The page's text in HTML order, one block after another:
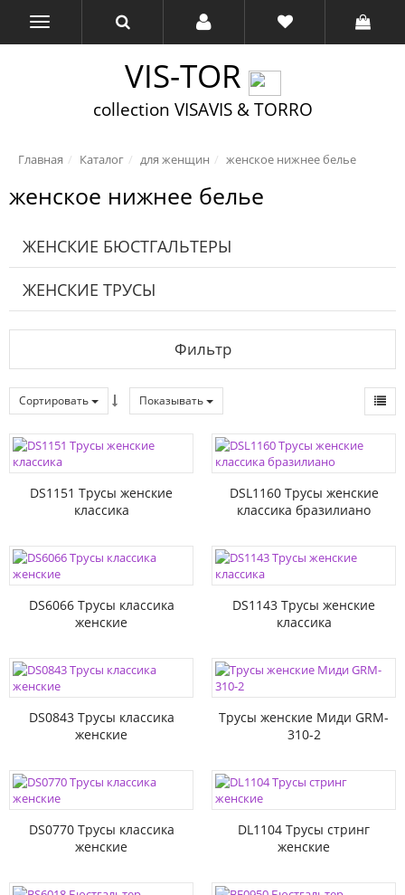
VIS-TOR
collection VISAVIS & TORRO
Главная Каталог для женщин женское нижнее белье
женское нижнее белье
ЖЕНСКИЕ БЮСТГАЛЬТЕРЫ
ЖЕНСКИЕ ТРУСЫ
Фильтр
Сортировать Показывать
DS1151 Трусы женские
классика
DSL1160 Трусы женские
классика бразилиано
DS6066 Трусы классика
женские
DS1143 Трусы женские
классика
DS0843 Трусы классика
женские
Трусы женские Миди GRM-
310-2
DS0770 Трусы классика
женские
DL1104 Трусы стринг
женские